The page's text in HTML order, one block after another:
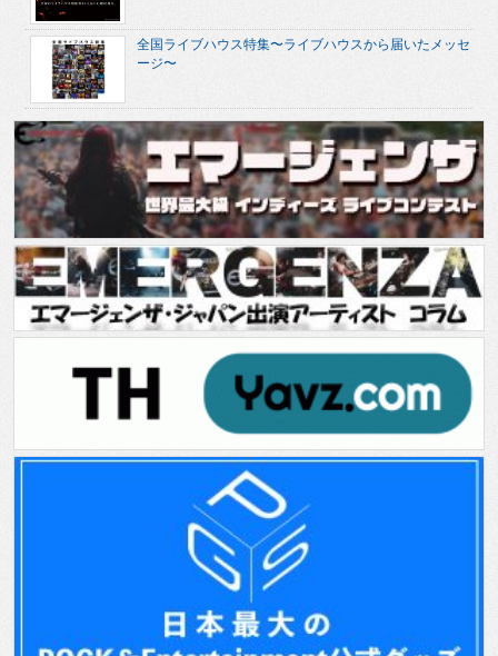
全国ライブハウス特集〜ライブハウスから届いたメッセ
ージ〜